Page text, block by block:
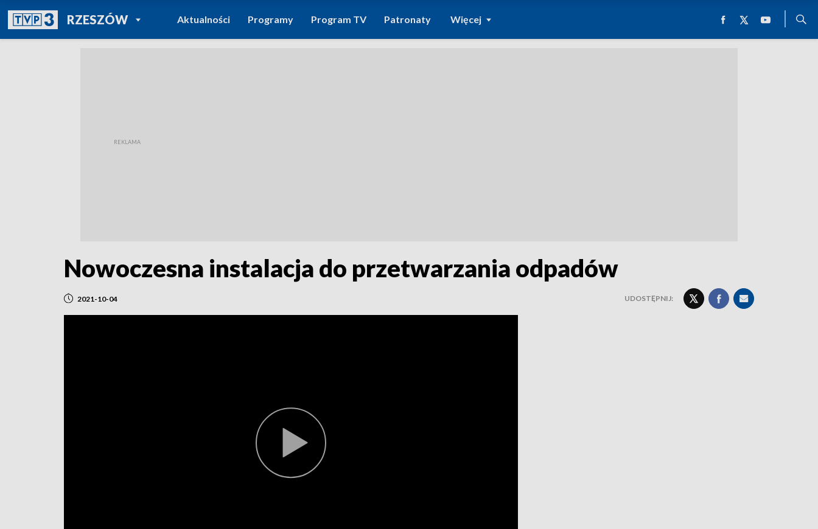
RZESZÓWPOWRÓT DO
TVP REGIONY
Aktualności Programy Program TV Patronaty Więcej
Nowoczesna instalacja do przetwarzania odpadów
2021-10-04 UDOSTĘPNIJ: